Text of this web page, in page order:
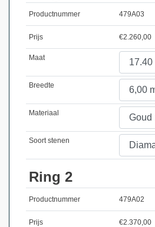
Productnummer 479A03
Prijs €2.260,00
Maat
Breedte
Materiaal
Soort stenen
Ring 2
Productnummer 479A02
Prijs €2.370,00